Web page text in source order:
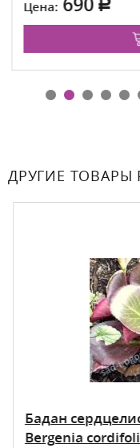
Цена:
ДРУГИЕ ТОВАРЫ
Бадан
Bergenia